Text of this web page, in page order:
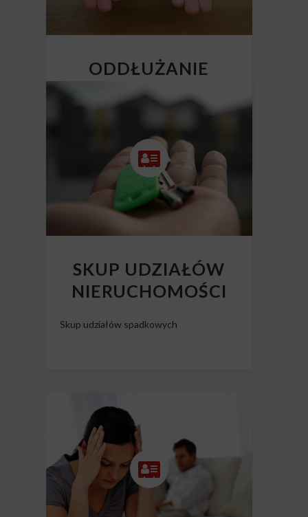
ODDŁUŻANIE
NIERUCHOMOŚCI
SKUP UDZIAŁÓW
NIERUCHOMOŚCI
Skup udziałów spadkowych